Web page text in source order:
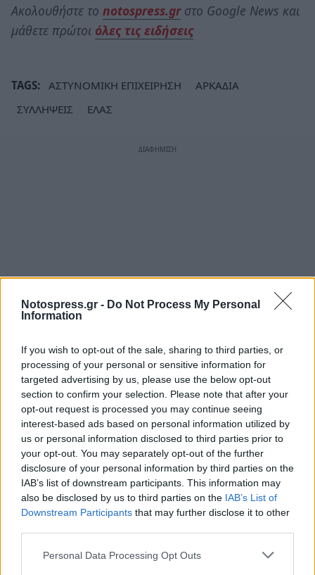
Notospress.gr - Do Not Process My Personal
Information
If you wish to opt-out of the sale, sharing to third parties, or
processing of your personal or sensitive information for
targeted advertising by us, please use the below opt-out
section to confirm your selection. Please note that after your
opt-out request is processed you may continue seeing
interest-based ads based on personal information utilized by
us or personal information disclosed to third parties prior to
your opt-out. You may separately opt-out of the further
disclosure of your personal information by third parties on the
IAB’s list of downstream participants. This information may
also be disclosed by us to third parties on the IAB’s List of
Downstream Participants that may further disclose it to other
Personal Data Processing Opt Outs
Ακολουθήστε το notospress.grστο Google News και
μάθετε πρώτοι όλες τις ειδήσεις
TAGS: ΑΣΤΥΝΟΜΙΚΗ ΕΠΙΧΕΙΡΗΣΗ
ΑΡΚΑΔΙΑ
ΣΥΛΛΗΨΕΙΣ
ΕΛΑΣ